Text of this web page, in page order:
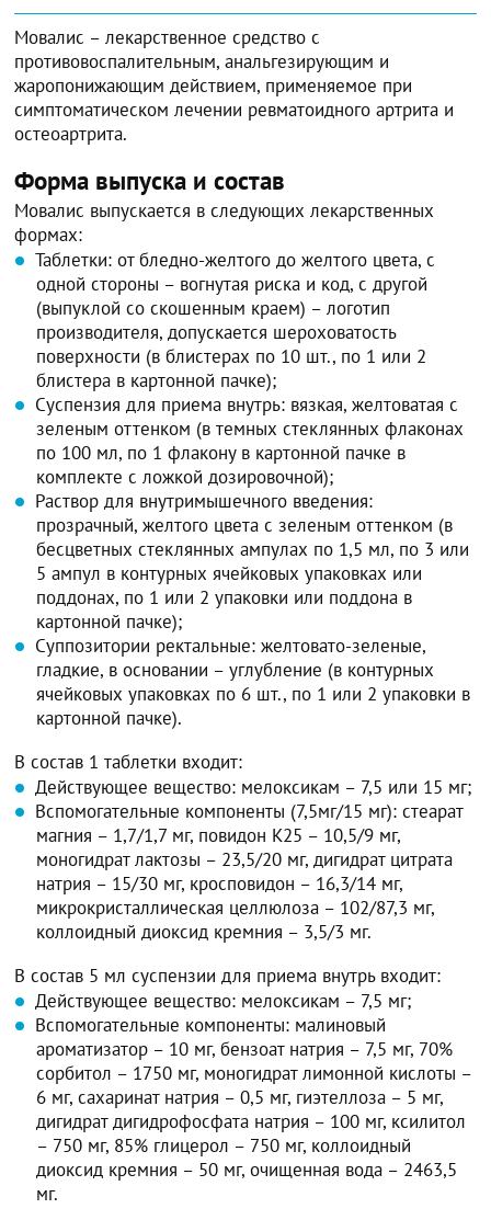
Мовалис – лекарственное средство с
противовоспалительным, анальгезирующим и
жаропонижающим действием, применяемое при
симптоматическом лечении ревматоидного артрита и
остеоартрита.
Форма выпуска и состав
Мовалис выпускается в следующих лекарственных
формах:
Таблетки: от бледно-желтого до желтого цвета, с
одной стороны – вогнутая риска и код, с другой
(выпуклой со скошенным краем) – логотип
производителя, допускается шероховатость
поверхности (в блистерах по 10 шт., по 1 или 2
блистера в картонной пачке);
Суспензия для приема внутрь: вязкая, желтоватая с
зеленым оттенком (в темных стеклянных флаконах
по 100 мл, по 1 флакону в картонной пачке в
комплекте с ложкой дозировочной);
Раствор для внутримышечного введения:
прозрачный, желтого цвета с зеленым оттенком (в
бесцветных стеклянных ампулах по 1,5 мл, по 3 или
5 ампул в контурных ячейковых упаковках или
поддонах, по 1 или 2 упаковки или поддона в
картонной пачке);
Суппозитории ректальные: желтовато-зеленые,
гладкие, в основании – углубление (в контурных
ячейковых упаковках по 6 шт., по 1 или 2 упаковки в
картонной пачке).
В состав 1 таблетки входит:
Действующее вещество: мелоксикам – 7,5 или 15 мг;
Вспомогательные компоненты (7,5мг/15 мг): стеарат
магния – 1,7/1,7 мг, повидон К25 – 10,5/9 мг,
моногидрат лактозы – 23,5/20 мг, дигидрат цитрата
натрия – 15/30 мг, кросповидон – 16,3/14 мг,
микрокристаллическая целлюлоза – 102/87,3 мг,
коллоидный диоксид кремния – 3,5/3 мг.
В состав 5 мл суспензии для приема внутрь входит:
Действующее вещество: мелоксикам – 7,5 мг;
Вспомогательные компоненты: малиновый
ароматизатор – 10 мг, бензоат натрия – 7,5 мг, 70%
сорбитол – 1750 мг, моногидрат лимонной кислоты –
6 мг, сахаринат натрия – 0,5 мг, гиэтеллоза – 5 мг,
дигидрат дигидрофосфата натрия – 100 мг, ксилитол
– 750 мг, 85% глицерол – 750 мг, коллоидный
диоксид кремния – 50 мг, очищенная вода – 2463,5
мг.